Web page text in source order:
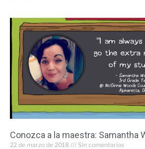
Conozca a la maestra: Samantha
22 de marzo de 2018 Sin comentarios